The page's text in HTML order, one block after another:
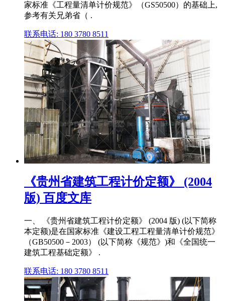
家标准《工程量清单计价规范》（GS50500）的基础上,
参考有关兄弟省（ .
联系电话: 180 3780 8511
《贵州省建筑工程计价定额》 (2004
版) 百度文库
一、 《贵州省建筑工程计价定额》 (2004 版) (以下简称
本定额)是在国家标准《建设工程工程量清单计价规范》
（GB50500－2003） (以下简称《规范》)和《全国统一
建筑工程基础定额》 .
联系电话: 180 3780 8511